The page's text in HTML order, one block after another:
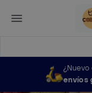
¿Nuevo
envíos